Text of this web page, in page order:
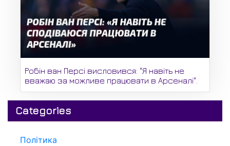
Робін ван Персі висловився: "Я навіть не
вважаю за можливе працювати в Арсеналі".
Categories
Політика